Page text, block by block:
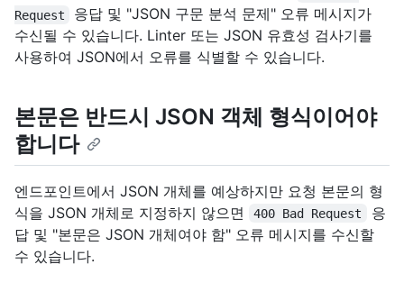
Request
응답 및 "JSON 구문 분석 문제" 오류 메시지가
수신될 수 있습니다. Linter 또는 JSON 유효성 검사기를
사용하여 JSON에서 오류를 식별할 수 있습니다.
본문은 반드시 JSON 객체 형식이어야
합니다
엔드포인트에서 JSON 개체를 예상하지만 요청 본문의 형
식을 JSON 개체로 지정하지 않으면
400 Bad Request
응
답 및 "본문은 JSON 개체여야 함" 오류 메시지를 수신할
수 있습니다.